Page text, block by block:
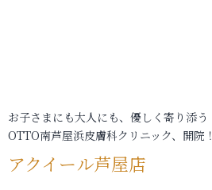
お子さまにも大人にも、優しく寄り添う
OTTO南芦屋浜皮膚科クリニック、開院！
アクイール芦屋店